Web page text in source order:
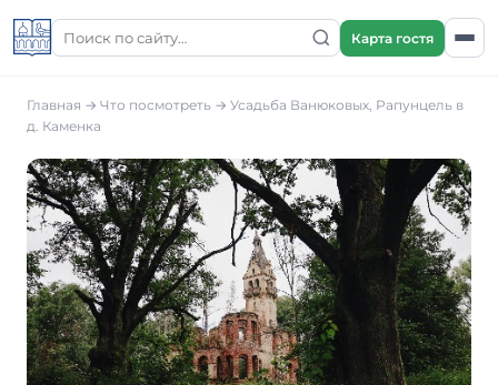
Карта гостя
Главная → Что посмотреть → Усадьба Ванюковых, Рапунцель в
д. Каменка